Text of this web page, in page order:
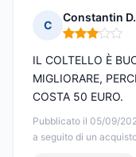
C
Constantin D.
Nota: 3 su 5
Pubblicato il 05/09/
a seguito di un
IL COLTELLO È
MIGLIORARE,
COSTA 50 EURO.